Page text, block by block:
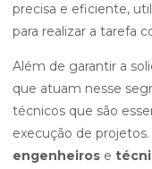
precisa e eficiente,
para realizar a tarefa
Além de garantir a
que atuam nesse
técnicos que são
execução de
engenheiros e